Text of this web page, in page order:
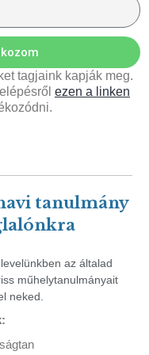
tagjaink kapják meg.
ezen a linken
tanulmány
az általad
műhelytanulmányait
neked.